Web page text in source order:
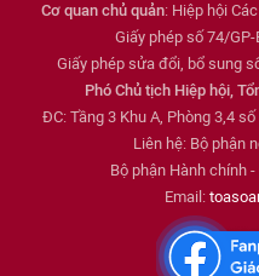
Cơ quan chủ quản: Hiệp hội
Giấy phép số 74/
Giấy phép sửa đổi, bổ sung
Phó Chủ tịch Hiệp hội,
ĐC: Tầng 3 Khu A, Phòng 3,4
Liên hệ: Bộ phận
Bộ phận Hành chính
Email: